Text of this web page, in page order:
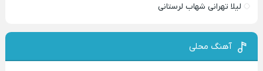
لیلا تهرانی شهاب لرستانی
آهنگ محلی